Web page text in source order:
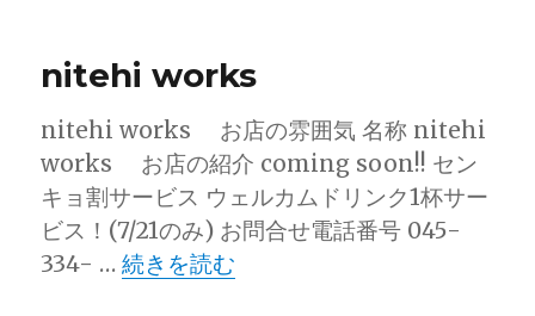
ー
nitehi works
nitehi works お店の雰囲気 名称 nitehi
works お店の紹介 coming soon!! セン
キョ割サービス ウェルカムドリンク1杯サー
ビス！(7/21のみ) お問合せ電話番号 045-
334- …“nitehi works” の
続きを読む